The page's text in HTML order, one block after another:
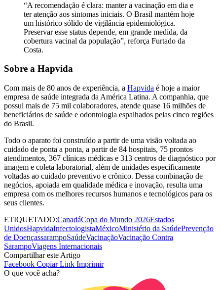
“A recomendação é clara: manter a vacinação em dia e
ter atenção aos sintomas iniciais. O Brasil mantém hoje
um histórico sólido de vigilância epidemiológica.
Preservar esse status depende, em grande medida, da
cobertura vacinal da população”, reforça Furtado da
Costa.
Sobre a Hapvida
Com mais de 80 anos de experiência, a Hapvida é hoje a maior
empresa de saúde integrada da América Latina. A companhia, que
possui mais de 75 mil colaboradores, atende quase 16 milhões de
beneficiários de saúde e odontologia espalhados pelas cinco regiões
do Brasil.
Todo o aparato foi construído a partir de uma visão voltada ao
cuidado de ponta a ponta, a partir de 84 hospitais, 75 prontos
atendimentos, 367 clínicas médicas e 313 centros de diagnóstico por
imagem e coleta laboratorial, além de unidades especificamente
voltadas ao cuidado preventivo e crônico. Dessa combinação de
negócios, apoiada em qualidade médica e inovação, resulta uma
empresa com os melhores recursos humanos e tecnológicos para os
seus clientes.
ETIQUETADO:CanadáCopa do Mundo 2026Estados
UnidosHapvidaInfectologistaMéxicoMinistério da SaúdePrevenção
de DoençassarampoSaúdeVacinaçãoVacinação Contra
SarampoViagens Internacionais
Compartilhar este Artigo
Facebook Copiar Link Imprimir
O que você acha?